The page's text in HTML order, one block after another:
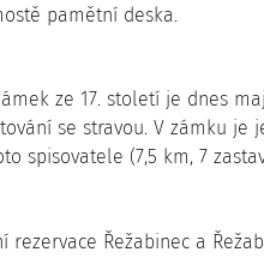
pamětní deska.
ze 17. století je dnes
se stravou. V zámku je
spisovatele (7,5 km, 7
rezervace Řežabinec a